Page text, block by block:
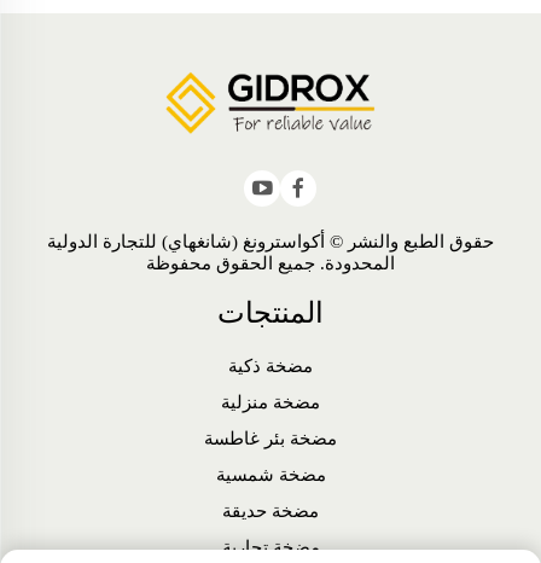
حقوق الطبع والنشر © أكواسترونغ (شانغهاي) للتجارة الدولية
المحدودة. جميع الحقوق محفوظة
المنتجات
مضخة ذكية
مضخة منزلية
مضخة بئر غاطسة
مضخة شمسية
مضخة حديقة
مضخة تجارية